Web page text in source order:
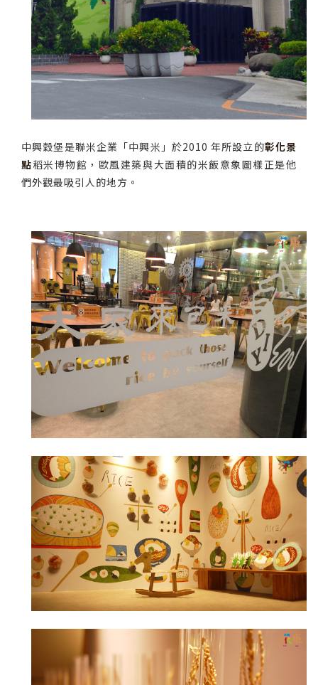
中興穀堡是聯米企業「中興米」於2010 年所設立的彰化景
點稻米博物館，歐風建築與大面積的米飯意象圖樣正是他
們外觀最吸引人的地方。